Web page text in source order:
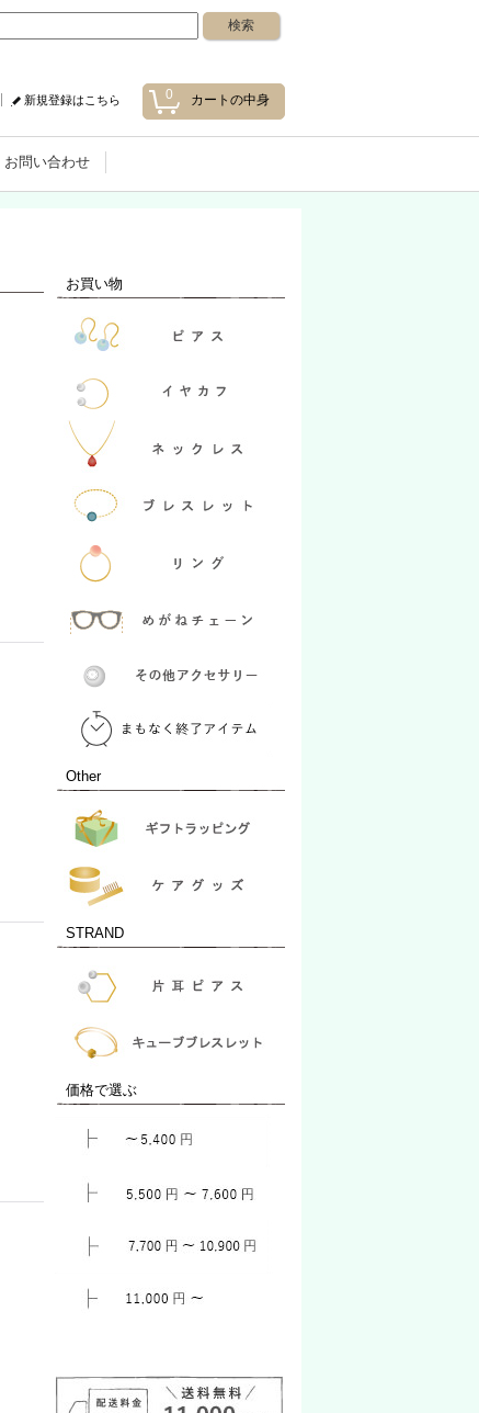
0 カートの中身
新規登録はこちら
お問い合わせ
お買い物
Other
STRAND
価格で選ぶ